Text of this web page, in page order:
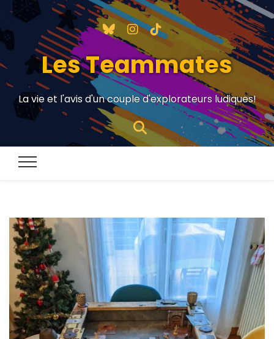
Les Teammates
La vie et l'avis d'un couple d'explorateurs ludiques!